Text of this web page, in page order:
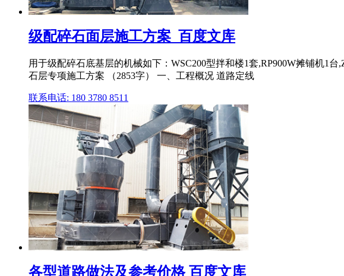
级配碎石面层施工方案_百度文库
用于级配碎石底基层的机械如下：WSC200型拌和楼1套,RP900W摊铺机
石层专项施工方案 （2853字） 一、工程概况 道路定线
联系电话: 180 3780 8511
各型道路做法及参考价格 百度文库